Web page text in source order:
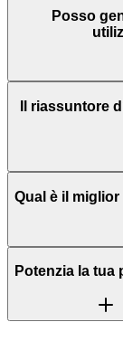
Posso
Il riassuntore
Qual è il
Potenzia la tua